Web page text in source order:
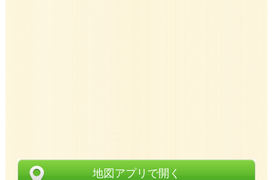
地図アプリで開く